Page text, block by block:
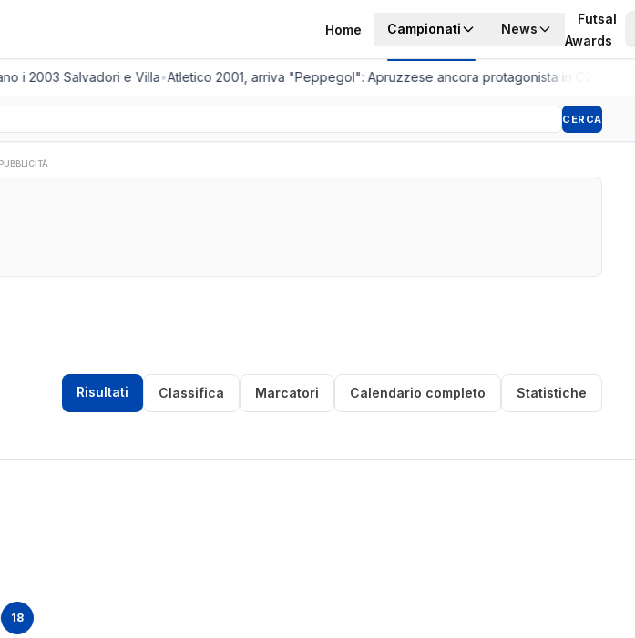
Home Campionati News
Futsal
Awards
i 2003 Salvadori e Villa•Atletico 2001, arriva "Peppegol": Apruzzese ancora protagonista in C2
CERCA
PUBBLICITÀ
Risultati Classifica Marcatori Calendario completo Statistiche
18